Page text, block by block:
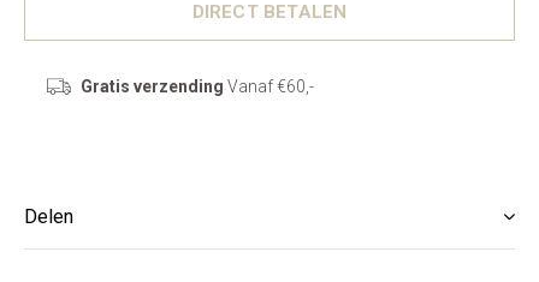
DIRECT BETALEN
Gratis verzending Vanaf €60,-
Delen